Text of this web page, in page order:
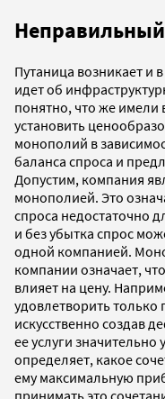
Путаница возникает и
идет об
понятно, что же имели
установить
монополий в
баланса спроса и
Допустим, компания
монополией. Это
спроса недостаточно
и без убытка спрос
одной компанией.
компании означает,
влияет на цену.
удовлетворить
искусственно создав
ее услуги
определяет, какое
ему максимальную